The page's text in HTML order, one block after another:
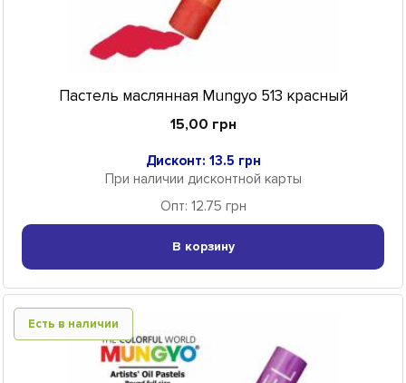
Пастель маслянная Mungyo 513 красный
15,00 грн
Дисконт: 13.5 грн
При наличии дисконтной карты
Опт: 12.75 грн
В корзину
Есть в наличии